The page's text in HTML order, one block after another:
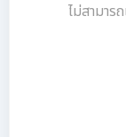
ไม่สามา